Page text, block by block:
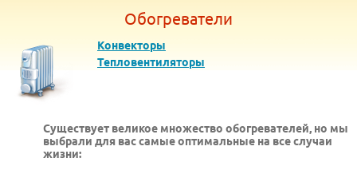
Обогреватели
Конвекторы
Тепловентиляторы
Cуществует великое множество обогревателей, но мы
выбрали для вас самые оптимальные на все случаи
жизни: